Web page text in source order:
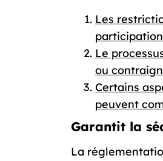
Les
Le
ou
Certains
peuvent
Garantit la
La